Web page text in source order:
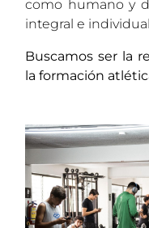
como humano y
integral e
Buscamos ser la
la formación